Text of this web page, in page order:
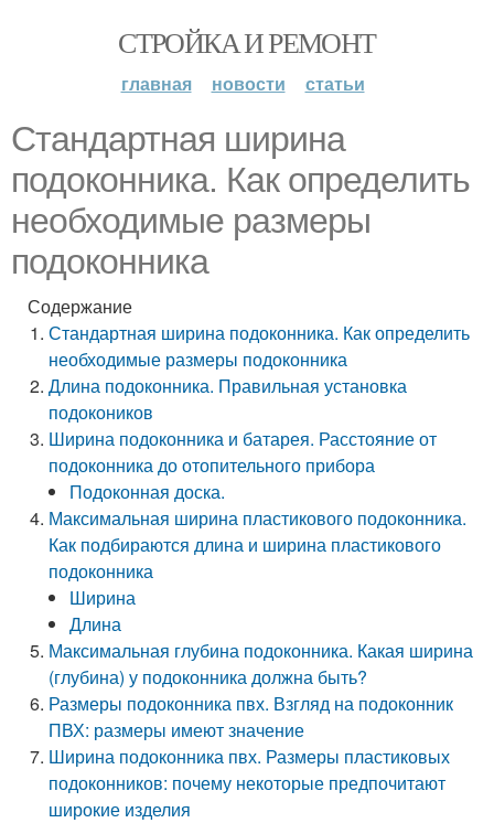
СТРОЙКА И РЕМОНТ
главная новости статьи
Стандартная ширина
подоконника. Как определить
необходимые размеры
подоконника
Содержание
Стандартная ширина подоконника. Как определить
необходимые размеры подоконника
Длина подоконника. Правильная установка
подокоников
Ширина подоконника и батарея. Расстояние от
подоконника до отопительного прибора
Подоконная доска.
Максимальная ширина пластикового подоконника.
Как подбираются длина и ширина пластикового
подоконника
Ширина
Длина
Максимальная глубина подоконника. Какая ширина
(глубина) у подоконника должна быть?
Размеры подоконника пвх. Взгляд на подоконник
ПВХ: размеры имеют значение
Ширина подоконника пвх. Размеры пластиковых
подоконников: почему некоторые предпочитают
широкие изделия